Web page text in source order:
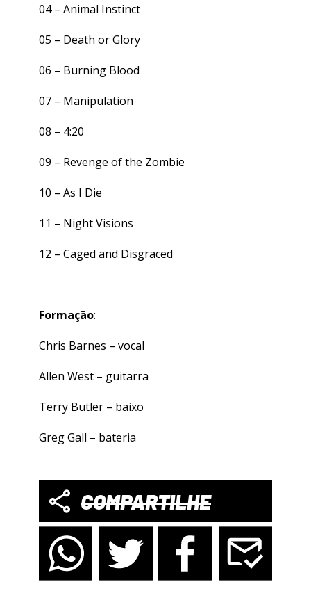
04 – Animal Instinct
05 – Death or Glory
06 – Burning Blood
07 – Manipulation
08 – 4:20
09 – Revenge of the Zombie
10 – As I Die
11 – Night Visions
12 – Caged and Disgraced
Formação:
Chris Barnes – vocal
Allen West – guitarra
Terry Butler – baixo
Greg Gall – bateria
COMPARTILHE